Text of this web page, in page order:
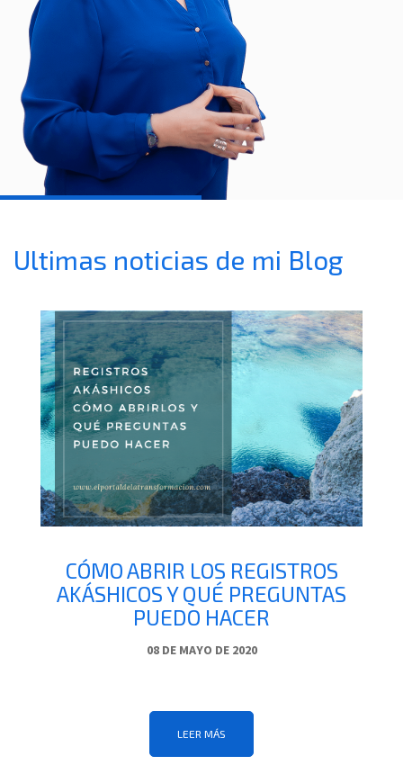
Ultimas noticias de mi Blog
CÓMO ABRIR LOS REGISTROS
AKÁSHICOS Y QUÉ PREGUNTAS
PUEDO HACER
08 DE MAYO DE 2020
LEER MÁS